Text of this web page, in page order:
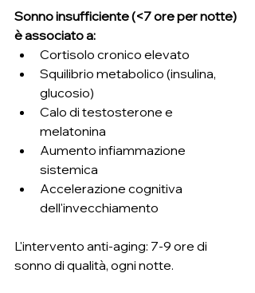
Sonno insufficiente (<7 ore per notte)
è associato a:
Cortisolo cronico elevato
Squilibrio metabolico (insulina,
glucosio)
Calo di testosterone e
melatonina
Aumento infiammazione
sistemica
Accelerazione cognitiva
dell'invecchiamento
L'intervento anti-aging: 7-9 ore di
sonno di qualità, ogni notte.